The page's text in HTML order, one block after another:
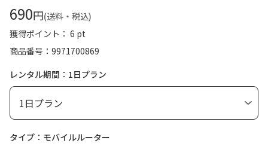
690円(送料・税込)
獲得ポイント： 6 pt
商品番号
9971700869
レンタル期間：1日プラン
タイプ：モバイルルーター